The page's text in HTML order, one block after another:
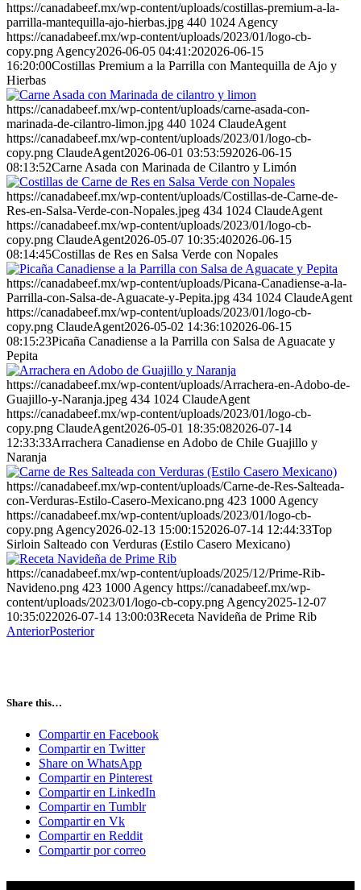
https://canadabeef.mx/wp-content/uploads/costillas-premium-a-la-
parrilla-mantequilla-ajo-hierbas.jpg 440 1024 Agency
https://canadabeef.mx/wp-content/uploads/2023/01/logo-cb-
copy.png Agency2026-06-05 04:41:202026-06-15
16:20:00Costillas Premium a la Parrilla con Mantequilla de Ajo y
Hierbas
https://canadabeef.mx/wp-content/uploads/carne-asada-con-
marinada-de-cilantro-limon.jpg 440 1024 ClaudeAgent
https://canadabeef.mx/wp-content/uploads/2023/01/logo-cb-
copy.png ClaudeAgent2026-06-01 03:53:592026-06-15
08:13:52Carne Asada con Marinada de Cilantro y Limón
https://canadabeef.mx/wp-content/uploads/Costillas-de-Carne-de-
Res-en-Salsa-Verde-con-Nopales.jpeg 434 1024 ClaudeAgent
https://canadabeef.mx/wp-content/uploads/2023/01/logo-cb-
copy.png ClaudeAgent2026-05-07 10:35:402026-06-15
08:14:45Costillas de Res en Salsa Verde con Nopales
https://canadabeef.mx/wp-content/uploads/Picana-Canadiense-a-la-
Parrilla-con-Salsa-de-Aguacate-y-Pepita.jpg 434 1024 ClaudeAgent
https://canadabeef.mx/wp-content/uploads/2023/01/logo-cb-
copy.png ClaudeAgent2026-05-02 14:36:102026-06-15
08:15:23Picaña Canadiense a la Parrilla con Salsa de Aguacate y
Pepita
https://canadabeef.mx/wp-content/uploads/Arrachera-en-Adobo-de-
Guajillo-y-Naranja.jpeg 434 1024 ClaudeAgent
https://canadabeef.mx/wp-content/uploads/2023/01/logo-cb-
copy.png ClaudeAgent2026-05-01 18:35:082026-07-14
12:33:33Arrachera Canadiense en Adobo de Chile Guajillo y
Naranja
https://canadabeef.mx/wp-content/uploads/Carne-de-Res-Salteada-
con-Verduras-Estilo-Casero-Mexicano.png 423 1000 Agency
https://canadabeef.mx/wp-content/uploads/2023/01/logo-cb-
copy.png Agency2026-02-13 15:00:152026-07-14 12:44:33Top
Sirloin Salteado con Verduras (Estilo Casero Mexicano)
https://canadabeef.mx/wp-content/uploads/2025/12/Prime-Rib-
Navideno.png 423 1000 Agency https://canadabeef.mx/wp-
content/uploads/2023/01/logo-cb-copy.png Agency2025-12-07
10:35:022026-07-14 13:00:03Receta Navideña de Prime Rib
AnteriorPosterior
Share this…
Compartir en Facebook
Compartir en Twitter
Share on WhatsApp
Compartir en Pinterest
Compartir en LinkedIn
Compartir en Tumblr
Compartir en Vk
Compartir en Reddit
Compartir por correo